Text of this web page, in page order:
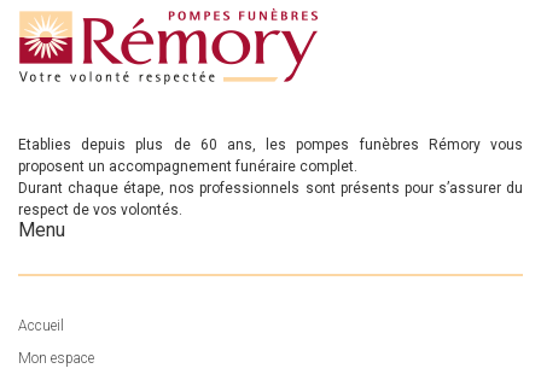
Etablies depuis plus de 60 ans, les pompes funèbres Rémory vous
proposent un accompagnement funéraire complet.
Durant chaque étape, nos professionnels sont présents pour s’assurer du
respect de vos volontés.
Menu
Accueil
Mon espace